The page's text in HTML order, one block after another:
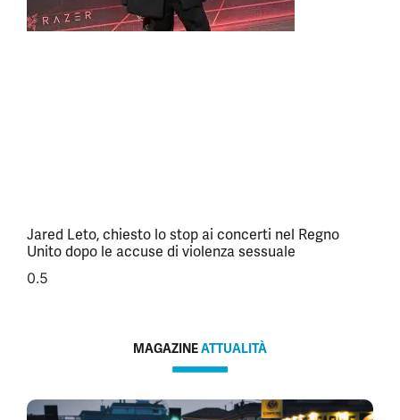
Jared Leto, chiesto lo stop ai concerti nel Regno
Unito dopo le accuse di violenza sessuale
MAGAZINEATTUALITÀ